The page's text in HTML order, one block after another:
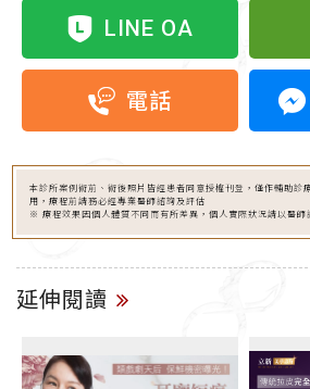
LINE OA
電話
本診所案例術前、術後照片皆經患者同意授權刊登，僅作輔助診
用，療程前請務必經專業醫師諮詢及評估
※ 療程效果因個人體質不同而有所差異，個人實際狀況請以醫師
延伸閱讀